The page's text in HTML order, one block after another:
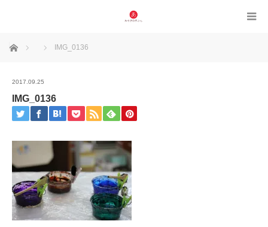
ホーム IMG_0136
2017.09.25
IMG_0136